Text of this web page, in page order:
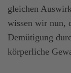
gleichen
wissen wir nun,
Demütigung
körperliche